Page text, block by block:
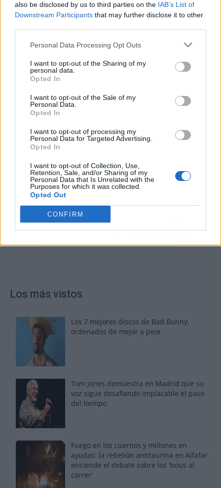
also be disclosed by us to third parties on the IAB’s List of
Downstream Participants that may further disclose it to other
Personal Data Processing Opt Outs
I want to opt-out of the Sharing of my
personal data.
Opted In
I want to opt-out of the Sale of my
Personal Data.
Opted In
I want to opt-out of processing my
Personal Data for Targeted Advertising.
Opted In
I want to opt-out of Collection, Use,
Retention, Sale, and/or Sharing of my
Personal Data that Is Unrelated with the
Purposes for which it was collected.
Opted Out
CONFIRM
Los más vistos
Los 7 mejores discos de Bad Bunny,
ordenados de mejor a peor
Tom Jones demuestra en Madrid que su
voz sigue desafiando implacable el paso
del tiempo
Fuego en los cuernos y millones en
ayudas: la rebelión antitaurina en Alfafar
enciende el debate sobre los 'bous al
carrer'